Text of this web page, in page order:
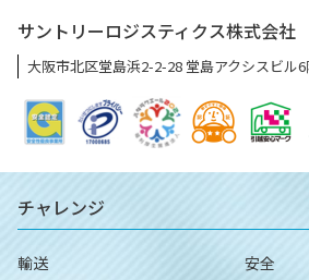
サントリーロジスティクス株式会社
大阪市北区堂島浜2-2-28 堂島アクシスビル6
チャレンジ
輸送
安全